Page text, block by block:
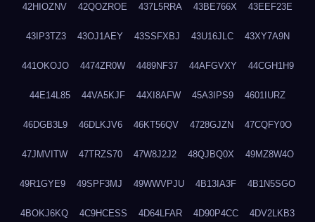
42HIOZNV 42QOZROE 437L5RRA 43BE766X 43EEF23E
43IP3TZ3 43OJ1AEY 43SSFXBJ 43U16JLC 43XY7A9N
441OKOJO 4474ZR0W 4489NF37 44AFGVXY 44CGH1H9
44E14L85 44VA5KJF 44XI8AFW 45A3IPS9 4601IURZ
46DGB3L9 46DLKJV6 46KT56QV 4728GJZN 47CQFY0O
47JMVITW 47TRZS70 47W8J2J2 48QJBQ0X 49MZ8W4O
49R1GYE9 49SPF3MJ 49WWVPJU 4B13IA3F 4B1N5SGO
4BOKJ6KQ 4C9HCESS 4D64LFAR 4D90P4CC 4DV2LKB3